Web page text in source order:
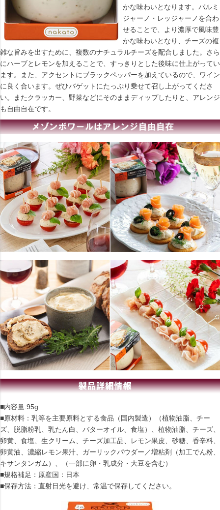
かな味わいとなります。パルミ
ジャーノ・レッジャーノを合わ
せることで、より濃厚で風味豊
かな味わいとなり、チーズの複
雑な旨みを出すために、複数のナチュラルチーズを配合しました。さら
にハーブとレモンを加えることで、すっきりとした後味に仕上がってい
ます。また、アクセントにブラックペッパーを加えているので、ワイン
に良く合います。ぜひバゲットにたっぷり乗せて召し上がってくださ
い。またクラッカー、野菜などにそのままディップしたりと、アレンジ
も自由自在です。
■内容量:95g
■原材料：乳等を主要原料とする食品（国内製造）（植物油脂、チー
ズ、脱脂粉乳、乳たん白、バターオイル、食塩）、植物油脂、チーズ、
卵黄、食塩、生クリーム、チーズ加工品、レモン果皮、砂糖、香辛料、
卵黄油、濃縮レモン果汁、ガーリックパウダー／増粘剤（加工でん粉、
キサンタンガム）、（一部に卵・乳成分・大豆を含む）
■規格補足：原産国：日本
■保存方法：直射日光を避け、常温で保存してください。